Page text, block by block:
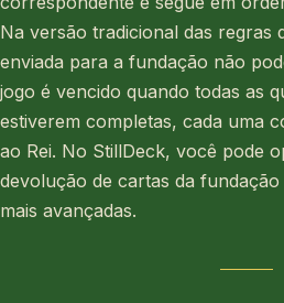
Na versão tradicional das regras
enviada para a fundação não
jogo é vencido quando todas as
estiverem completas, cada uma
ao Rei. No StillDeck, você pode
devolução de cartas da
mais avançadas.